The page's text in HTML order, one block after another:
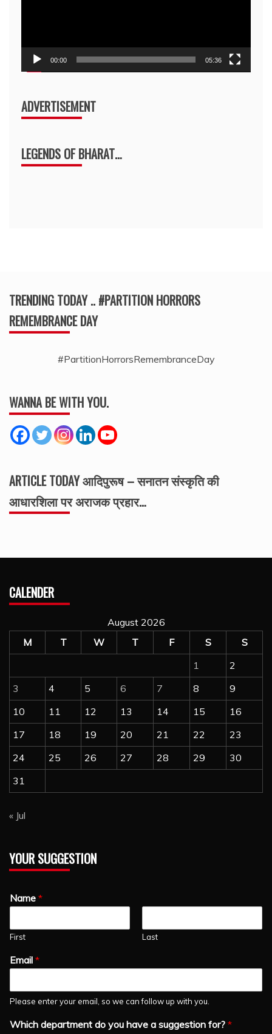
00:00 05:36
ADVERTISEMENT
LEGENDS OF BHARAT…
TRENDING TODAY .. #PARTITION HORRORS
REMEMBRANCE DAY
#PartitionHorrorsRemembranceDay
WANNA BE WITH YOU.
ARTICLE TODAY आदिपुरूष – सनातन संस्कृति की
आधारशिला पर अराजक प्रहार…
CALENDER
August 2026
M
T W T F S
S
1
2
3
4 5 6 7 8
9
10
11 12 13 14 15
16
17
18 19 20 21 22
23
24
25 26 27 28 29
30
31
« Jul
YOUR SUGGESTION
Name *
First Last
Email *
Please enter your email, so we can follow up with you.
Which department do you have a suggestion for? *